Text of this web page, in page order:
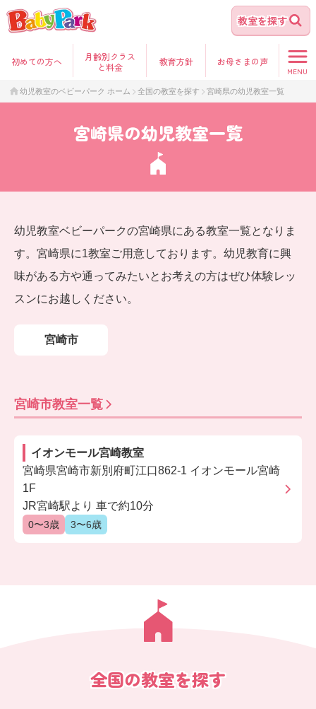
教室を探す
初めての方へ
月齢別クラス
と料金
教育方針 お母さまの声
MENU
幼児教室のベビーパーク ホーム 全国の教室を探す 宮崎県の幼児教室一覧
宮崎県の幼児教室一覧
幼児教室ベビーパークの宮崎県にある教室一覧となりま
す。宮崎県に1教室ご用意しております。幼児教育に興
味がある方や通ってみたいとお考えの方はぜひ体験レッ
スンにお越しください。
宮崎市
宮崎市教室一覧
イオンモール宮崎教室
宮崎県宮崎市新別府町江口862-1 イオンモール宮崎
1F
JR宮崎駅より 車で約10分
0〜3歳 3〜6歳
全国の教室を探す